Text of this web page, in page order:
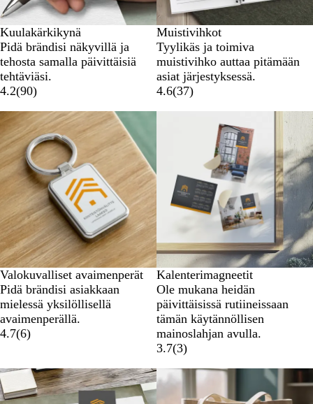
Kuulakärkikynä
Pidä brändisi näkyvillä ja
tehosta samalla päivittäisiä
tehtäviäsi.
4.2(90)
Muistivihkot
Tyylikäs ja toimiva
muistivihko auttaa pitämään
asiat järjestyksessä.
4.6(37)
Uudet vaihtoehdot
Valokuvalliset avaimenperät
Pidä brändisi asiakkaan
mielessä yksilöllisellä
avaimenperällä.
4.7(6)
Kalenterimagneetit
Ole mukana heidän
päivittäisissä rutiineissaan
tämän käytännöllisen
mainoslahjan avulla.
3.7(3)
Uudet vaihtoehdot